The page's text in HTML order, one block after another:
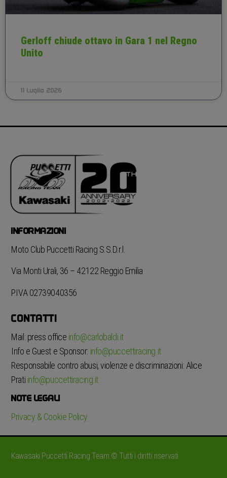
Gerloff chiude ottavo in Gara 1 nel Regno
Unito
11 Luglio 2026
INFORMAZIONI
Moto Club Puccetti Racing S.S.D.r.l.
Via Monti Urali, 36 – 42122 Reggio Emilia
P.IVA 02739040356
CONTATTI
Mail: press office info@carlobaldi.it
Info e Guest e Sponsor: info@puccettiracing.it
Responsabile contro abusi, violenze e discriminazioni: Alice
Prati info@puccettiracing.it
NOTE LEGALI
Privacy & Cookie Policy
Kawasaki Puccetti Racing Team © Tutti i diritti riservati